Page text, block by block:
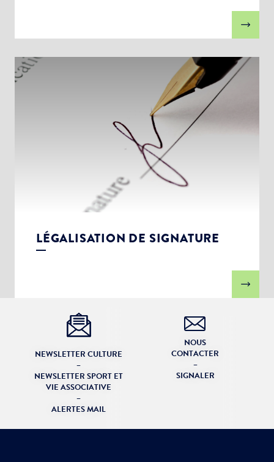
LÉGALISATION DE SIGNATURE
NEWSLETTER CULTURE
–
NEWSLETTER SPORT ET
VIE ASSOCIATIVE
–
ALERTES MAIL
NOUS
CONTACTER
–
SIGNALER